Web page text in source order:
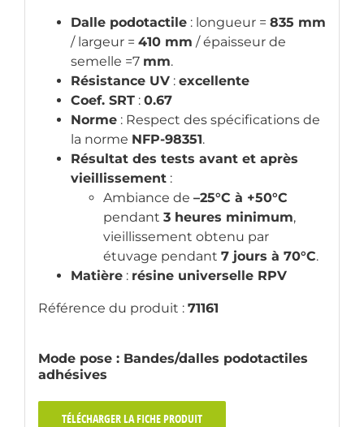
Dalle podotactile: longueur = 835 mm
/ largeur = 410 mm / épaisseur de
semelle =7 mm.
Résistance UV: excellente
Coef. SRT: 0.67
Norme: Respect des spécifications de
la norme NFP-98351.
Résultat des tests avant et après
vieillissement:
Ambiance de –25°C à +50°C
pendant 3 heures minimum,
vieillissement obtenu par
étuvage pendant 7 jours à 70°C.
Matière: résine universelle RPV
Référence du produit : 71161
Mode pose :Bandes/dalles podotactiles
adhésives
TÉLÉCHARGER LA FICHE PRODUIT